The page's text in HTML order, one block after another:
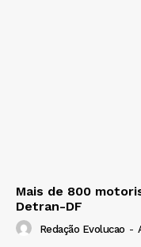
Mais de 800
Detran-DF
Redação Evolucao -